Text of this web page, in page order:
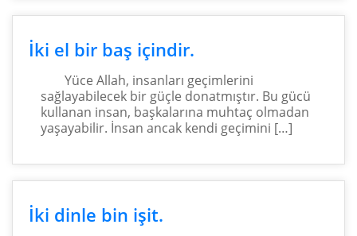
İki el bir baş içindir.
Yüce Allah, insanları geçimlerini
sağlayabilecek bir güçle donatmıştır. Bu gücü
kullanan insan, başkalarına muhtaç olmadan
yaşayabilir. İnsan ancak kendi geçimini […]
İki dinle bin işit.